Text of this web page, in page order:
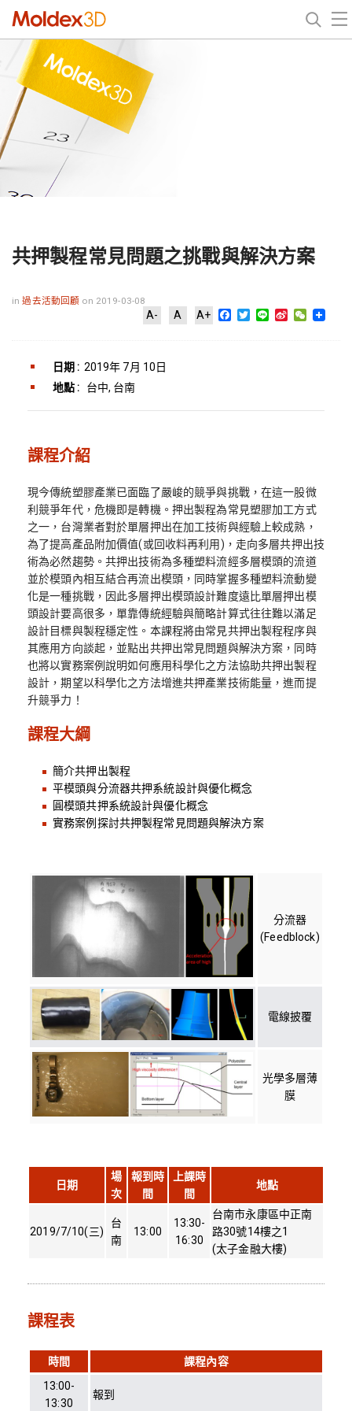
共押製程常見問題之挑戰與解決方案
in過去活動回顧 on 2019-03-08
A- A A+ Facebook
Twitter
Line Sina WeChat
日期 : 2019年 7月 10日
地點 :
台中, 台南
課程介紹
現今傳統塑膠產業已面臨了嚴峻的競爭與挑戰，在這一股微
利競爭年代，危機即是轉機。押出製程為常見塑膠加工方式
之一，台灣業者對於單層押出在加工技術與經驗上較成熟，
為了提高產品附加價值(或回收料再利用)，走向多層共押出技
術為必然趨勢。共押出技術為多種塑料流經多層模頭的流道
並於模頭內相互結合再流出模頭，同時掌握多種塑料流動變
化是一種挑戰，因此多層押出模頭設計難度遠比單層押出模
頭設計要高很多，單靠傳統經驗與簡略計算式往往難以滿足
設計目標與製程穩定性。本課程將由常見共押出製程程序與
其應用方向談起，並點出共押出常見問題與解決方案，同時
也將以實務案例說明如何應用科學化之方法協助共押出製程
設計，期望以科學化之方法增進共押產業技術能量，進而提
升競爭力！
課程大綱
簡介共押出製程
平模頭與分流器共押系統設計與優化概念
圓模頭共押系統設計與優化概念
實務案例探討共押製程常見問題與解決方案
分流器
(Feedblock)
電線披覆
光學多層薄
膜
日期
場
次
報到時
間
上課時
間
地點
2019/7/10(三)
台
南
13:00
13:30-
16:30
台南市永康區中正南
路30號14樓之1
(太子金融大樓)
課程表
時間
課程內容
13:00-
13:30
報到